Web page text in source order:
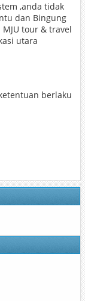
,anda tidak
dan Bingung
tour & travel
utara
berlaku